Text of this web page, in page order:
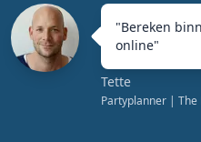
"Bereken
online"
Tette
Partyplanner | The